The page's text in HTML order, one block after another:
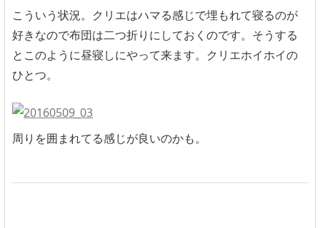
こういう状況。クリエはハマる感じで埋もれて寝るのが
好きなので布団は二つ折りにしておくのです。そうする
とこのように昼寝しにやって来ます。クリエホイホイの
ひとつ。
周りを囲まれてる感じが良いのかも。